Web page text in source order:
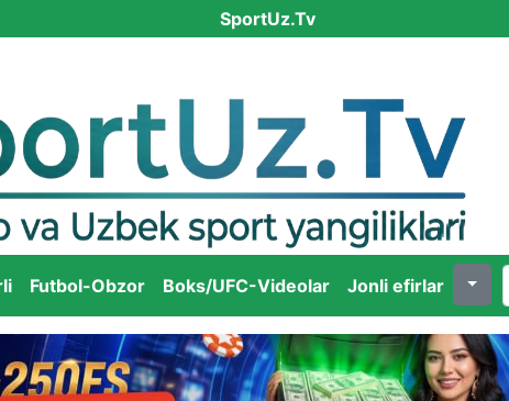
SportUz.Tv
Futbol-Obzor Boks/UFC-Videolar Jonli efirlar